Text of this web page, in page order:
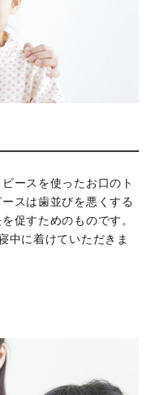
ースを使ったお口のト
スは歯並びを悪くする
促すためのものです。
中に着けていただきま